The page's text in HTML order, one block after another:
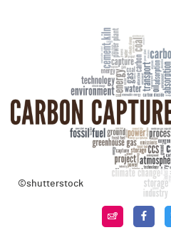
©shutterstock